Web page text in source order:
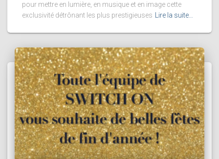
pour mettre en lumière, en musique et en image cette
exclusivité détrônant les plus prestigieuses Lire la suite…